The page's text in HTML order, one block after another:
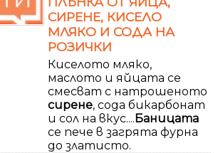
СИРЕНЕ, КИСЕЛО
МЛЯКО И СОДА НА
РОЗИЧКИ
Киселото мляко,
маслото и яйцата се
смесват с натрошеното
сирене, сода бикарбонат
и сол на вкус....Баницата
се пече в загрята фурна
до златисто.